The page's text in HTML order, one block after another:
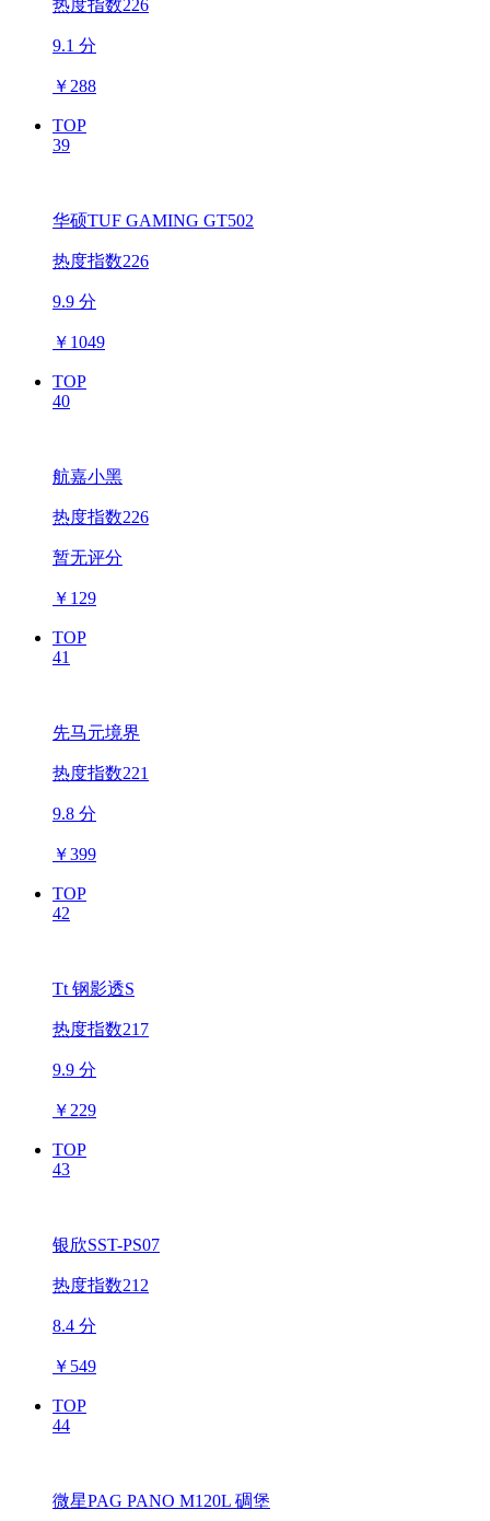
热度指数226
9.1 分
￥ 288
TOP
39
华硕TUF GAMING GT502
热度指数226
9.9 分
￥ 1049
TOP
40
航嘉小黑
热度指数226
暂无评分
￥ 129
TOP
41
先马元境界
热度指数221
9.8 分
￥399
TOP
42
Tt 钢影透S
热度指数217
9.9 分
￥ 229
TOP
43
银欣SST-PS07
热度指数212
8.4 分
￥ 549
TOP
44
微星PAG PANO M120L 碉堡